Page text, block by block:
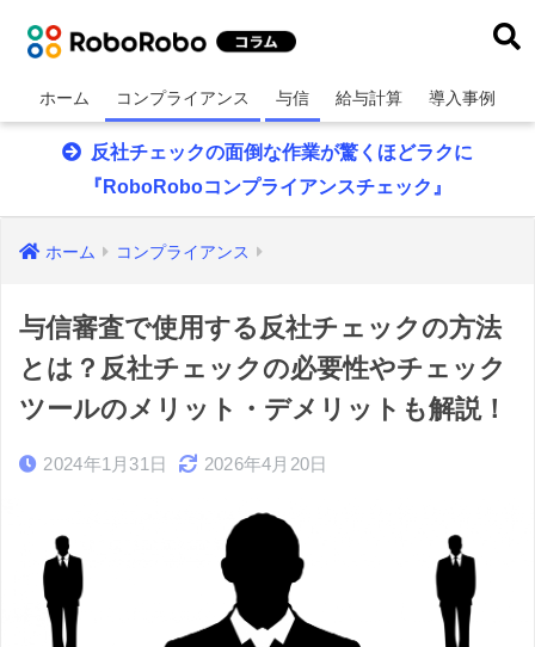
ホーム コンプライアンス 与信 給与計算 導入事例
反社チェックの面倒な作業が驚くほどラクに
『RoboRoboコンプライアンスチェック』
ホーム コンプライアンス
与信審査で使用する反社チェックの方法
とは？反社チェックの必要性やチェック
ツールのメリット・デメリットも解説！
2024年1月31日 2026年4月20日